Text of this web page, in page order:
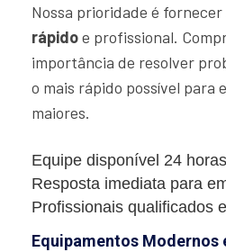
Nossa prioridade é fornecer
rápidoe profissional.
importância de resolver
o mais rápido possível
maiores.
Equipe disponível 24
Resposta imediata para
Profissionais qualificados
Equipamentos Modernos